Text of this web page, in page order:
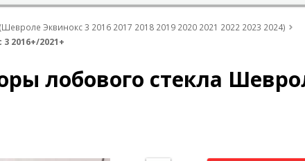
Эквинокс 3 2016 2017 2018 2019 2020 2021 2022 2023 2024)
2016+/2021+
лобового стекла